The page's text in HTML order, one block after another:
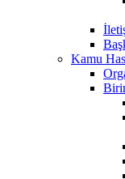
Kamu